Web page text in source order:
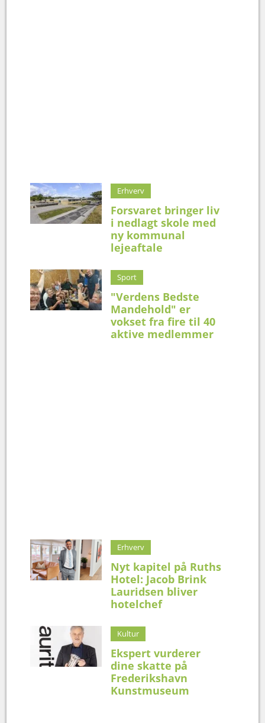
Erhverv
Forsvaret bringer liv
i nedlagt skole med
ny kommunal
lejeaftale
Sport
"Verdens Bedste
Mandehold" er
vokset fra fire til 40
aktive medlemmer
Erhverv
Nyt kapitel på Ruths
Hotel: Jacob Brink
Lauridsen bliver
hotelchef
Kultur
Ekspert vurderer
dine skatte på
Frederikshavn
Kunstmuseum